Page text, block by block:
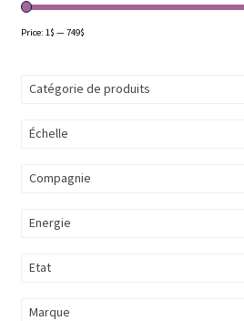
Price: 1$ —749$
Catégorie de produits
Échelle
Compagnie
Energie
Etat
Marque